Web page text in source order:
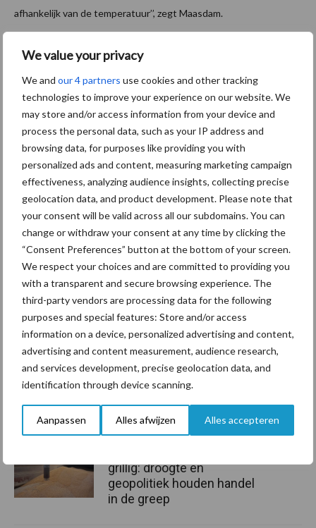
We value your privacy
We and our 4 partners use cookies and other tracking
technologies to improve your experience on our website. We
may store and/or access information from your device and
process the personal data, such as your IP address and
browsing data, for purposes like providing you with
personalized ads and content, measuring marketing campaign
effectiveness, analyzing audience insights, collecting precise
geolocation data, and product development. Please note that
your consent will be valid across all our subdomains. You can
change or withdraw your consent at any time by clicking the
“Consent Preferences” button at the bottom of your screen.
We respect your choices and are committed to providing you
with a transparent and secure browsing experience. The
third-party vendors are processing data for the following
purposes and special features: Store and/or access
information on a device, personalized advertising and content,
advertising and content measurement, audience research,
and services development, precise geolocation data, and
identification through device scanning.
Aanpassen Alles afwijzen Alles accepteren
afhankelijk van de temperatuur’’, zegt Maasdam.
zullen meer proeflocaties worden ingericht bij verschillende type
mestopslagen en bedrijven. “Hierdoor krijgen we meer inzicht in
het systeem onder verschillende omstandigheden’’, voegt hij
eraan toe.
Aandacht voor omgeving
Naast de technische aspecten en werking van het systeem blijft
er nog een belangrijke vraag over: wat voor effect heeft een
biofilter op de omgeving? “Ook dit onderwerp nemen we mee in
het onderzoek. Dit geldt vooral voor ondergrondse biofilters.
nauwlettend in de gaten. We praten met omgevingsdiensten en
kijken we in hoeverre er vergunningen nodig zijn voor een
biofilter’, zegt Maasdam. ‘’Na afloop van dit onderzoek hopen we
een kant-en-klare techniek te kunnen opleveren die simpel toe
te passen is in de praktijk’’, voegt hij er tot slot aan toe.
Bron: Verantwoorde Veehouderij
Aanbevolen voor jou!
grillig: droogte en
geopolitiek houden handel
in de greep